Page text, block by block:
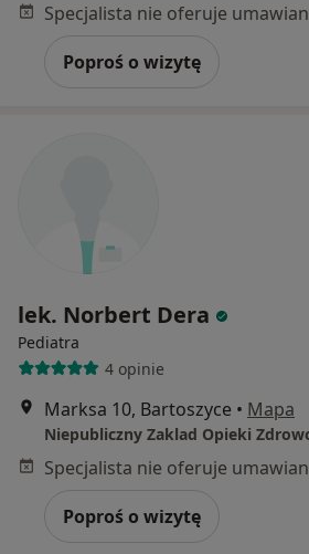
Poproś o wizytę
lek. Norbert Dera
Pediatra
4 opinie
Marksa 10, Bartoszyce • Mapa
Niepubliczny Zaklad Opieki
Poproś o wizytę